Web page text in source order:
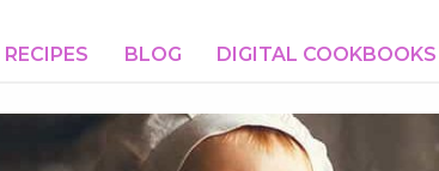
RECIPES BLOG DIGITAL COOKBOOKS